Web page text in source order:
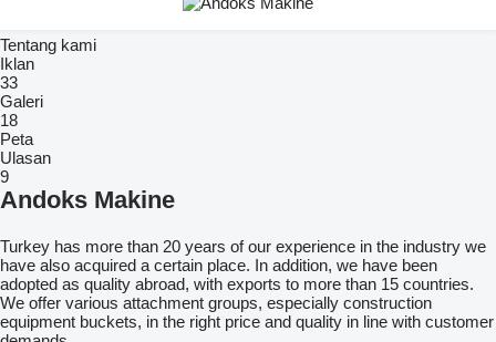
Tentang kami
Iklan
33
Galeri
18
Peta
Ulasan
9
Andoks Makine
Turkey has more than 20 years of our experience in the industry we
have also acquired a certain place. In addition, we have been
adopted as quality abroad, with exports to more than 15 countries.
We offer various attachment groups, especially construction
equipment buckets, in the right price and quality in line with customer